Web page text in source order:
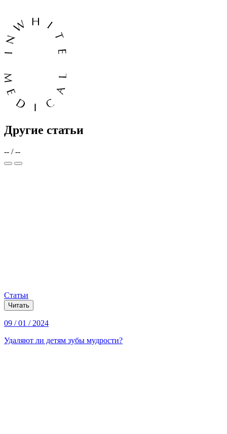
Другие статьи
-- / --
Статьи
Читать
09 / 01 / 2024
Удаляют ли детям зубы мудрости?